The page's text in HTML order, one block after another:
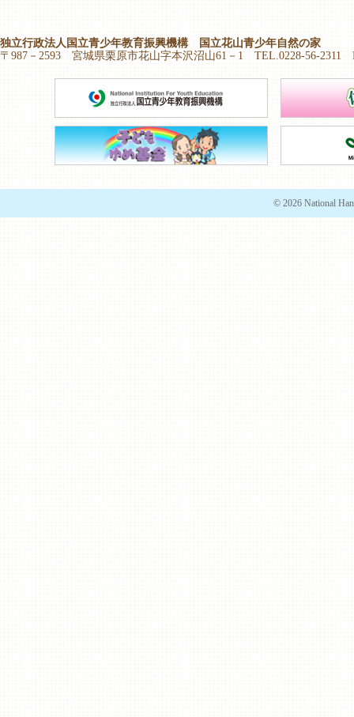
独立行政法人国立青少年教育振興機構 国立花山青少年自然の家
〒987－2593 宮城県栗原市花山字本沢沼山61－1 TEL.0228-56-2311
© 2026 National